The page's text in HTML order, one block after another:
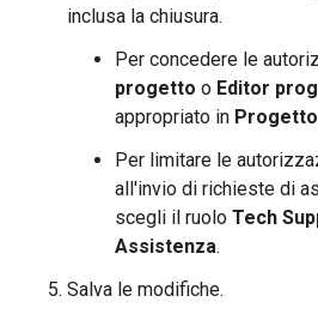
inclusa la chiusura.
Per concedere le
progetto o Editor
appropriato in Progetto
Per limitare le
all'invio di richieste di
scegli il ruolo Tech
Assistenza.
Salva le modifiche.